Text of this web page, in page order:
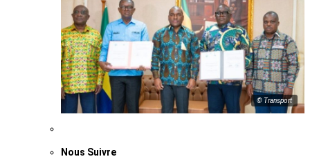
© Transport
Nous Suivre